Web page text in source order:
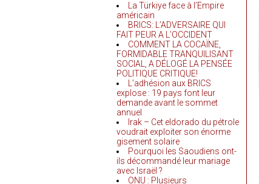
La Türkiye face à l’Empire
américain
BRICS: L’ADVERSAIRE QUI
FAIT PEUR A L’OCCIDENT
COMMENT LA COCAÏNE,
FORMIDABLE TRANQUILISANT
SOCIAL, A DÉLOGÉ LA PENSÉE
POLITIQUE CRITIQUE!
L’adhésion aux BRICS
explose : 19 pays font leur
demande avant le sommet
annuel
Irak – Cet eldorado du pétrole
voudrait exploiter son énorme
gisement solaire
Pourquoi les Saoudiens ont-
ils décommandé leur mariage
avec Israël ?
ONU : Plusieurs